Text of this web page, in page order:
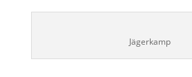
Jägerkamp